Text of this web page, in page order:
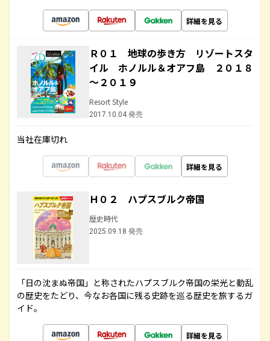
詳細を見る
Ｒ０１ 地球の歩き方 リゾートスタ
イル ホノルル＆オアフ島 ２０１８
～２０１９
Resort Style
2017.10.04 発売
当社在庫切れ
詳細を見る
Ｈ０２ ハプスブルク帝国
歴史時代
2025.09.18 発売
「日の沈まぬ帝国」と称されたハプスブルク帝国の栄光と動乱
の歴史をたどり、今なお各国に残る史跡を巡る歴史を旅するガ
イド。
詳細を見る